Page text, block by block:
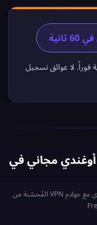
فوراً. لا عوائق تسجيل
لماذا تستخدم خادم VPN أوغندي مجاني في
أطلق العنان لكامل إمكانات الإنترنت الأوغندي مع خوادم VPN المُحسّنة من